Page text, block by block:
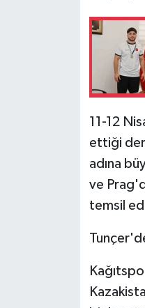
11-12
ettiği
adına
ve
temsil